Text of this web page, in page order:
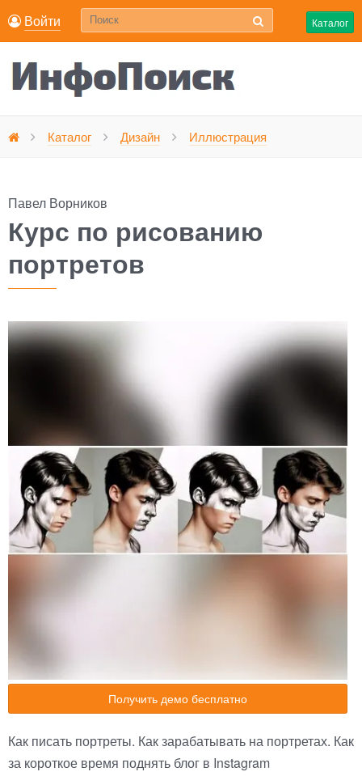
Войти Каталог
Каталог Дизайн Иллюстрация
Павел Ворников
Курс по рисованию
портретов
Получить демо бесплатно
Как писать портреты. Как зарабатывать на портретах. Как
за короткое время поднять блог в Instagram